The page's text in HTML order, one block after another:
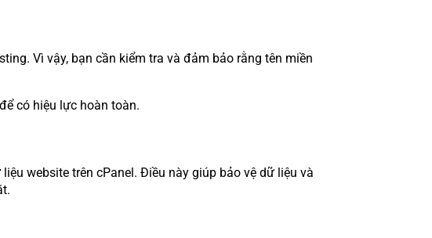
Vì vậy, bạn cần kiểm tra và đảm bảo rằng tên miền
có hiệu lực hoàn toàn.
website trên cPanel. Điều này giúp bảo vệ dữ liệu và